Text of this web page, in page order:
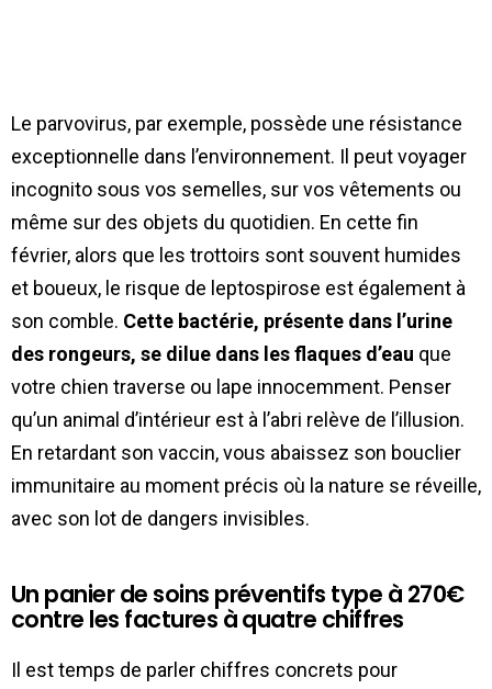
Le parvovirus, par exemple, possède une résistance
exceptionnelle dans l’environnement. Il peut voyager
incognito sous vos semelles, sur vos vêtements ou
même sur des objets du quotidien. En cette fin
février, alors que les trottoirs sont souvent humides
et boueux, le risque de leptospirose est également à
son comble. Cette bactérie, présente dans l’urine
des rongeurs, se dilue dans les flaques d’eau que
votre chien traverse ou lape innocemment. Penser
qu’un animal d’intérieur est à l’abri relève de l’illusion.
En retardant son vaccin, vous abaissez son bouclier
immunitaire au moment précis où la nature se réveille,
avec son lot de dangers invisibles.
Un panier de soins préventifs type à 270€
contre les factures à quatre chiffres
Il est temps de parler chiffres concrets pour